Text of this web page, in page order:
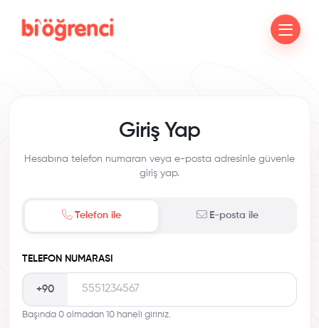
Giriş Yap
Hesabına telefon numaran veya e-posta adresinle güvenle
giriş yap.
Telefon ile E-posta ile
TELEFON NUMARASI
+90
Başında 0 olmadan 10 haneli giriniz.